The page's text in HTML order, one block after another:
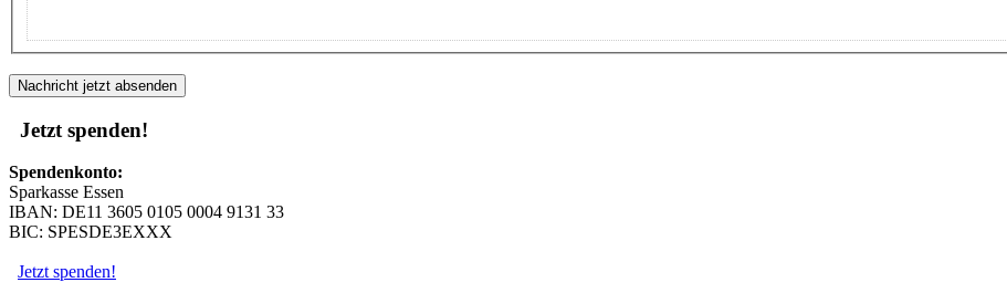
Nachricht jetzt absenden
Jetzt spenden!
Spendenkonto:
Sparkasse Essen
IBAN: DE11 3605 0105 0004 9131 33
BIC: SPESDE3EXXX
Jetzt spenden!